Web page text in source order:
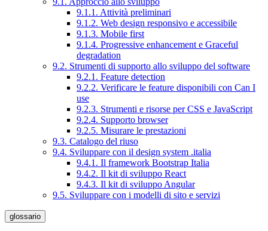
9.1.1. Attività preliminari
9.1.2. Web design responsivo e accessibile
9.1.3. Mobile first
9.1.4. Progressive enhancement e Graceful
degradation
9.2. Strumenti di supporto allo sviluppo del software
9.2.1. Feature detection
9.2.2. Verificare le feature disponibili con Can I
use
9.2.3. Strumenti e risorse per CSS e JavaScript
9.2.4. Supporto browser
9.2.5. Misurare le prestazioni
9.3. Catalogo del riuso
9.4. Sviluppare con il design system .italia
9.4.1. Il framework Bootstrap Italia
9.4.2. Il kit di sviluppo React
9.4.3. Il kit di sviluppo Angular
9.5. Sviluppare con i modelli di sito e servizi
glossario